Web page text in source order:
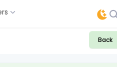
Back